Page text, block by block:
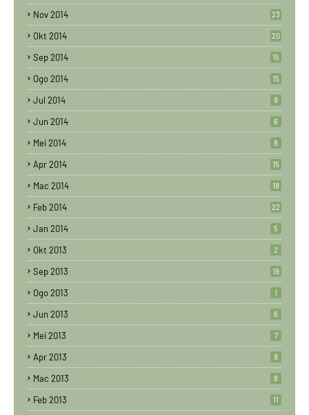
Nov 2014 23
Okt 2014 20
Sep 2014 15
Ogo 2014 15
Jul 2014 9
Jun 2014 6
Mei 2014 8
Apr 2014 15
Mac 2014 18
Feb 2014 22
Jan 2014 5
Okt 2013 2
Sep 2013 19
Ogo 2013 1
Jun 2013 6
Mei 2013 7
Apr 2013 9
Mac 2013 8
Feb 2013 11